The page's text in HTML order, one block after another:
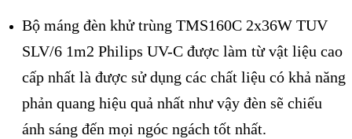
Bộ máng đèn khử trùng TMS160C 2x36W TUV
SLV/6 1m2 Philips UV-C được làm từ vật liệu cao
cấp nhất là được sử dụng các chất liệu có khả năng
phản quang hiệu quả nhất như vậy đèn sẽ chiếu
ánh sáng đến mọi ngóc ngách tốt nhất.